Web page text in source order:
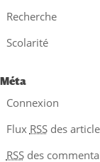
Recherche
Scolarité
Méta
Connexion
Flux RSSdes
RSSdes